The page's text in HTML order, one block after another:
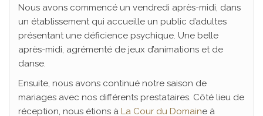
Nous avons commencé un vendredi après-midi, dans
un établissement qui accueille un public d’adultes
présentant une déficience psychique. Une belle
après-midi, agrémenté de jeux d’animations et de
danse.
Ensuite, nous avons continué notre saison de
mariages avec nos différents prestataires. Côté lieu de
réception, nous étions à La Cour du Domaine à